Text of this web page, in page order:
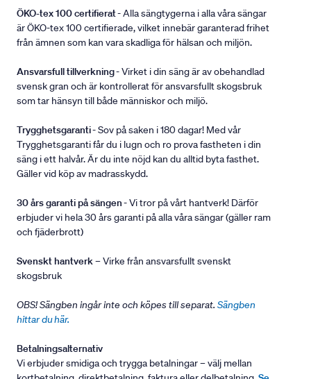
ÖKO-tex 100 certifierat- Alla sängtygerna i alla våra sängar
är ÖKO-tex 100 certifierade, vilket innebär garanterad frihet
från ämnen som kan vara skadliga för hälsan och miljön.
Ansvarsfull tillverkning- Virket i din säng är av obehandlad
svensk gran och är kontrollerat för ansvarsfullt skogsbruk
som tar hänsyn till både människor och miljö.
Trygghetsgaranti- Sov på saken i 180 dagar! Med vår
Trygghetsgaranti får du i lugn och ro prova fastheten i din
säng i ett halvår. Är du inte nöjd kan du alltid byta fasthet.
Gäller vid köp av madrasskydd.
30 års garanti på sängen- Vi tror på vårt hantverk! Därför
erbjuder vi hela 30 års garanti på alla våra sängar (gäller ram
och fjäderbrott)
Svenskt hantverk– Virke från ansvarsfullt svenskt
skogsbruk
OBS! Sängben ingår inte och köpes till separat. Sängben
hittar du här.
Betalningsalternativ
Vi erbjuder smidiga och trygga betalningar – välj mellan